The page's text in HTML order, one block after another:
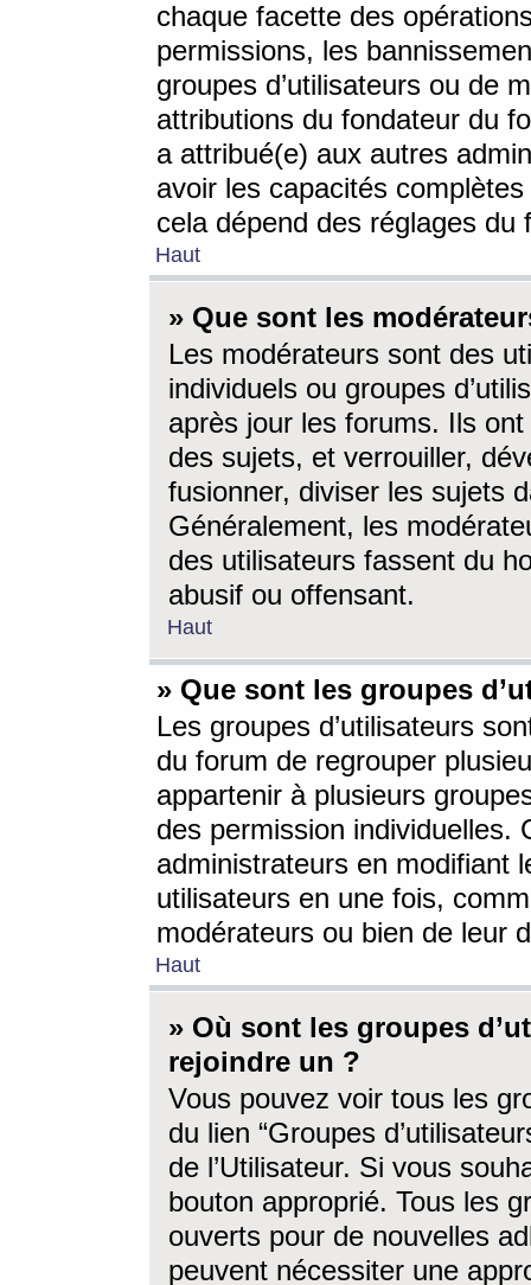
chaque facette des
permissions, les
groupes d’utilisateurs ou de
attributions du fondateur du
a attribué(e) aux autres
avoir les capacités
cela dépend des réglages du
Haut
» Que sont les
Les modérateurs sont des
individuels ou groupes
après jour les forums. Ils ont
des sujets, et verrouiller,
fusionner, diviser les sujets
Généralement, les
des utilisateurs fassent du
abusif ou offensant.
Haut
» Que sont les groupes
Les groupes d’utilisateurs
du forum de regrouper
appartenir à plusieurs
des permission individuelles.
administrateurs en modifiant
utilisateurs en une fois,
modérateurs ou bien de leur
Haut
» Où sont les groupes
rejoindre un ?
Vous pouvez voir tous les
du lien “Groupes
de l’Utilisateur. Si vous
bouton approprié. Tous les
ouverts pour de nouvelles
peuvent nécessiter une